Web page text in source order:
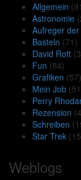
Allgemein
Astronomie
Aufreger
Basteln (71)
David Rott
Fun (84)
Grafiken (57)
Mein Job
Perry
Rezension
Schreiben
Star Trek
Weblogs